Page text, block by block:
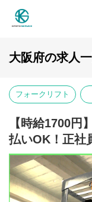
大阪府の求人
フォークリフト
【時給1700円
払いOK！正社